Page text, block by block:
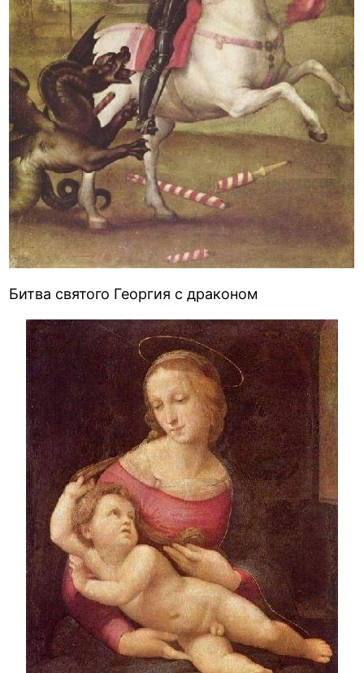
Битва святого Георгия с драконом